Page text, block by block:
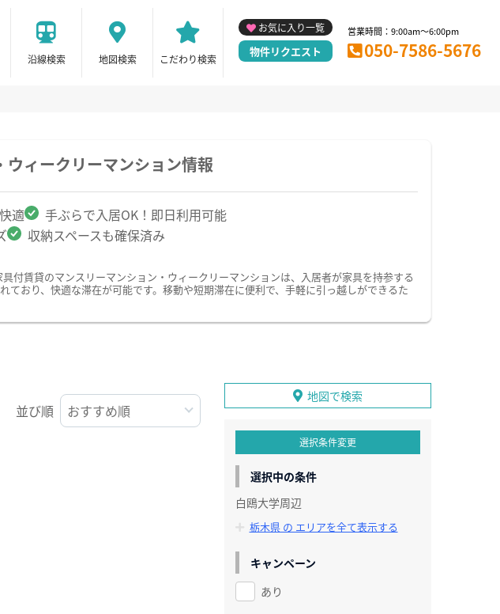
沿線検索 地図検索 こだわり検索
お気に入り一覧
物件リクエスト
営業時間：9:00am～6:00pm
050-7586-5676
ィークリーマンション情報
適
手ぶらで入居OK！即日利用可能
収納スペースも確保済み
付賃貸のマンスリーマンション・ウィークリーマンションは、入居者が家具を持参する
おり、快適な滞在が可能です。移動や短期滞在に便利で、手軽に引っ越しができるた
並び順
地図で検索
選択条件変更
選択中の条件
白鴎大学周辺
栃木県 の エリアを全て表示する
キャンペーン
あり